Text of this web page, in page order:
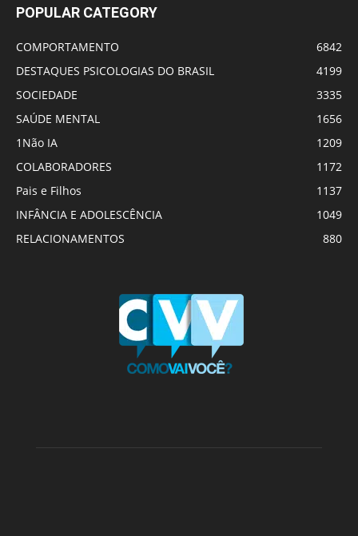
POPULAR CATEGORY
COMPORTAMENTO
6842
DESTAQUES PSICOLOGIAS DO BRASIL
4199
SOCIEDADE
3335
SAÚDE MENTAL
1656
1Não IA
1209
COLABORADORES
1172
Pais e Filhos
1137
INFÂNCIA E ADOLESCÊNCIA
1049
RELACIONAMENTOS
880